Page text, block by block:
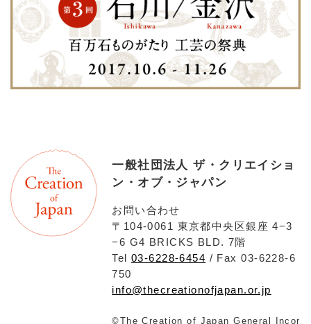
一般社団法人 ザ・クリエイショ
ン・オブ・ジャパン
お問い合わせ
〒104-0061 東京都中央区銀座 4−3
−6 G4 BRICKS BLD. 7階
Tel03-6228-6454 / Fax 03-6228-6
750
info@thecreationofjapan.or.jp
©The Creation of Japan General Incor